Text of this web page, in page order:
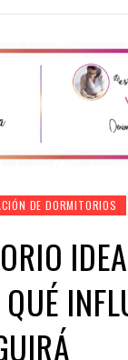
DE DORMITORIOS